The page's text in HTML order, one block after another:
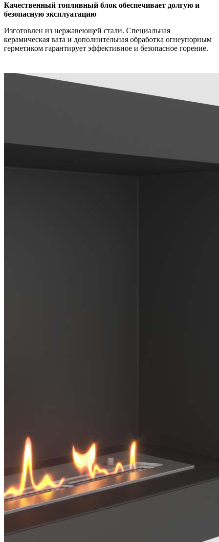
Качественный топливный блок обеспечивает долгую и
безопасную эксплуатацию
Изготовлен из нержавеющей стали. Специальная
керамическая вата и дополнительная обработка огнеупорным
герметиком гарантирует эффективное и безопасное горение.